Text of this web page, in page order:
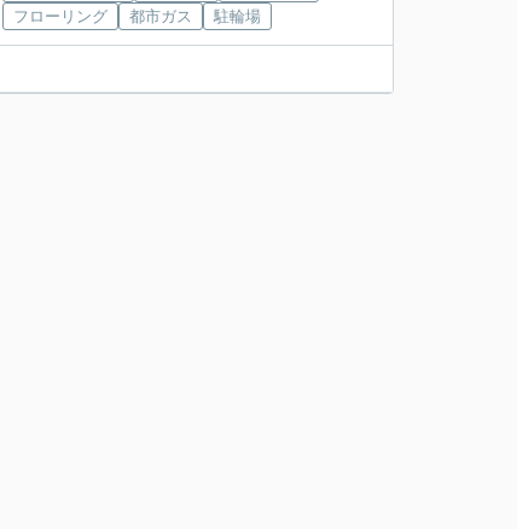
フローリング
都市ガス 駐輪場